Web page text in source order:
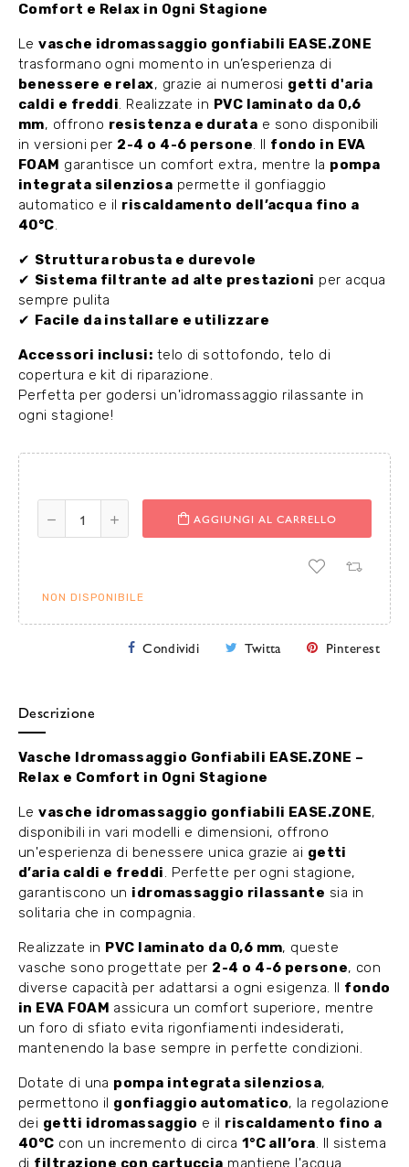
Comfort e Relax in Ogni Stagione
Levasche idromassaggio gonfiabili EASE.ZONE
trasformano ogni momento in un’esperienza di
benessere e relax, grazie ai numerosi getti d'aria
caldi e freddi. Realizzate in PVC laminato da 0,6
mm, offrono resistenza e durata e sono disponibili
in versioni per 2-4 o 4-6 persone. Il fondo in EVA
FOAM garantisce un comfort extra, mentre la pompa
integrata silenziosa permette il gonfiaggio
automatico e il riscaldamento dell’acqua fino a
40°C.
✔ Struttura robusta e durevole
✔ Sistema filtrante ad alte prestazioni per acqua
sempre pulita
✔ Facile da installare e utilizzare
Accessori inclusi: telo di sottofondo, telo di
copertura e kit di riparazione.
Perfetta per godersi un'idromassaggio rilassante in
ogni stagione!
AGGIUNGI AL CARRELLO
NON DISPONIBILE
Condividi Twitta Pinterest
Descrizione
Vasche Idromassaggio Gonfiabili EASE.ZONE –
Relax e Comfort in Ogni Stagione
Levasche idromassaggio gonfiabili EASE.ZONE,
disponibili in vari modelli e dimensioni, offrono
un'esperienza di benessere unica grazie ai getti
d’aria caldi e freddi. Perfette per ogni stagione,
garantiscono un idromassaggio rilassante sia in
solitaria che in compagnia.
Realizzate in PVC laminato da 0,6 mm, queste
vasche sono progettate per 2-4 o 4-6 persone, con
diverse capacità per adattarsi a ogni esigenza. Il fondo
in EVA FOAM assicura un comfort superiore, mentre
un foro di sfiato evita rigonfiamenti indesiderati,
mantenendo la base sempre in perfette condizioni.
Dotate di una pompa integrata silenziosa,
permettono il gonfiaggio automatico, la regolazione
dei getti idromassaggio e il riscaldamento fino a
40°C con un incremento di circa 1°C all’ora. Il sistema
di filtrazione con cartuccia mantiene l'acqua